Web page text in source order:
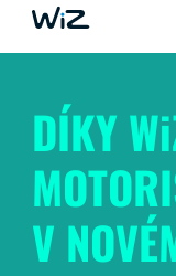
DÍKY
V